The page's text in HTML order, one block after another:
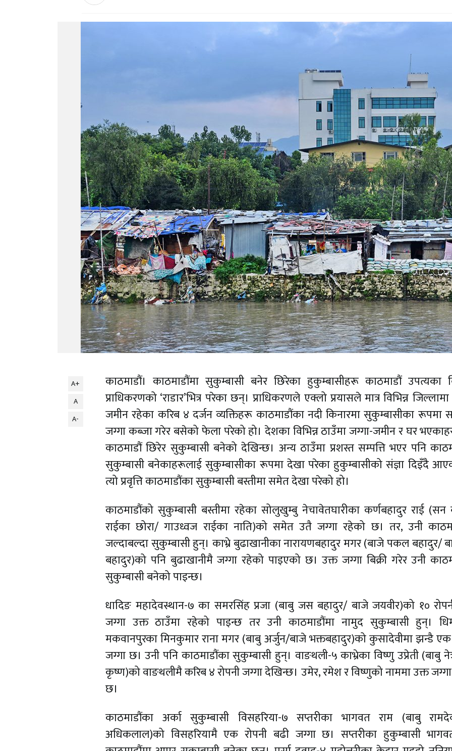
A+
A
A-
काठमाडौं। काठमाडौंमा सुकुम्बासी बनेर छिरेका हुकुम्बासीहरू काठमाडौं उपत्यका
प्राधिकरणको ‘राडार’भित्र परेका छन्। प्राधिकरणले एक्लो प्रयासले मात्र विभिन्न
जमीन रहेका करिब ४ दर्जन व्यक्तिहरू काठमाडौंका नदी किनारमा सुकुम्बासीका रूपमा
जग्गा कब्जा गरेर बसेको फेला परेको हो। देशका विभिन्न ठाउँमा जग्गा-जमीन र घर
काठमाडौं छिरेर सुकुम्बासी बनेको देखिन्छ। अन्य ठाउँमा प्रशस्त सम्पत्ति भएर पनि
सुकुम्बासी बनेकाहरूलाई सुकुम्बासीका रूपमा देखा परेका हुकुम्बासीको संज्ञा दिइँदै
त्यो प्रवृत्ति काठमाडौंका सुकुम्बासी बस्तीमा समेत देखा परेको हो।
काठमाडौंको सुकुम्बासी बस्तीमा रहेका सोलुखुम्बु नेचावेतघारीका कर्णबहादुर राई (सन
राईका छोरा/ गाउध्वज राईका नाति)को समेत उतै जग्गा रहेको छ। तर, उनी
जल्दाबल्दा सुकुम्बासी हुन्। काभ्रे बुढाखानीका नारायणबहादुर मगर (बाजे पकल बहादुर/
बहादुर)को पनि बुढाखानीमै जग्गा रहेको पाइएको छ। उक्त जग्गा बिक्री गरेर उनी
सुकुम्बासी बनेको पाइन्छ।
धादिङ महादेवस्थान-७ का समरसिंह प्रजा (बाबु जस बहादुर/ बाजे जयवीर)को १०
जग्गा उक्त ठाउँमा रहेको पाइन्छ तर उनी काठमाडौंमा नामुद सुकुम्बासी हुन्।
मकवानपुरका मिनकुमार राना मगर (बाबु अर्जुन/बाजे भक्तबहादुर)को कुसादेवीमा झन्डै एक
जग्गा छ। उनी पनि काठमाडौंका सुकुम्बासी हुन्। वाङथली-५ काभ्रेका विष्णु उप्रेती (बाबु
कृष्ण)को वाङथलीमै करिब ४ रोपनी जग्गा देखिन्छ। उमेर, रमेश र विष्णुको नाममा उक्त
छ।
काठमाडौंका अर्का सुकुम्बासी विसहरिया-७ सप्तरीका भागवत राम (बाबु
अधिकलाल)को विसहरियामै एक रोपनी बढी जग्गा छ। सप्तरीका हुकुम्बासी